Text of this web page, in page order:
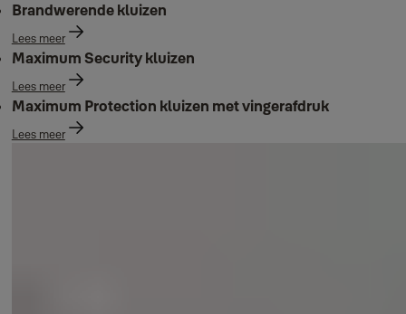
Brandwerende kluizen
Lees meer
Maximum Security kluizen
Lees meer
Maximum Protection kluizen met vingerafdruk
Lees meer